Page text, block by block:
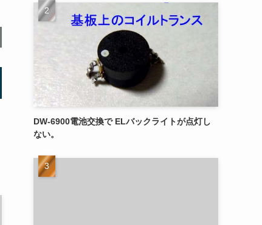
DW-6900電池交換で ELバックライトが点灯し
ない。